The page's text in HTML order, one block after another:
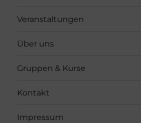
Veranstaltungen
Über uns
Gruppen & Kurse
Kontakt
Impressum